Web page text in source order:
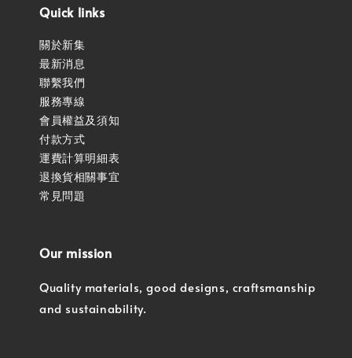
Quick links
關於新集
最新消息
聯繫我們
服務專線
會員權益及須知
付款方式
運費計算明細表
退換貨相關事宜
常見問題
Our mission
Quality materials, good designs, craftsmanship
and sustainability.